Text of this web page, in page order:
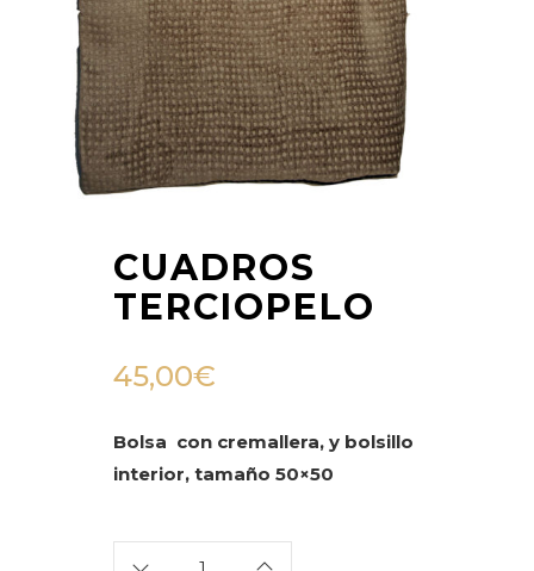
CUADROS
TERCIOPELO
45,00€
Bolsa con cremallera, y bolsillo
interior, tamaño 50×50